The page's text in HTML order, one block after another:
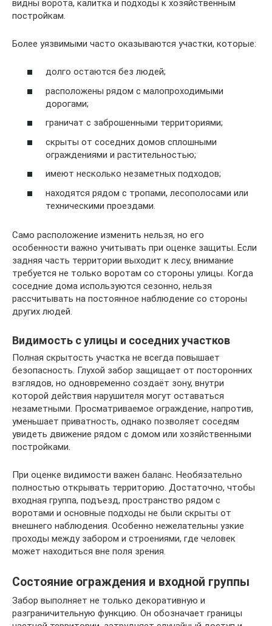
видны ворота, калитка и подходы к хозяйственным
постройкам.
Более уязвимыми часто оказываются участки, которые:
долго остаются без людей;
расположены рядом с малопроходимыми
дорогами;
граничат с заброшенными территориями;
скрыты от соседних домов сплошными
ограждениями и растительностью;
имеют несколько незаметных подходов;
находятся рядом с тропами, лесополосами или
техническими проездами.
Само расположение изменить нельзя, но его
особенности важно учитывать при оценке защиты. Если
задняя часть территории выходит к лесу, внимание
требуется не только воротам со стороны улицы. Когда
соседние дома используются сезонно, нельзя
рассчитывать на постоянное наблюдение со стороны
других людей.
Видимость с улицы и соседних участков
Полная скрытость участка не всегда повышает
безопасность. Глухой забор защищает от посторонних
взглядов, но одновременно создаёт зону, внутри
которой действия нарушителя могут оставаться
незаметными. Просматриваемое ограждение, напротив,
уменьшает приватность, однако позволяет соседям
увидеть движение рядом с домом или хозяйственными
постройками.
При оценке видимости важен баланс. Необязательно
полностью открывать территорию. Достаточно, чтобы
входная группа, подъезд, пространство рядом с
воротами и основные подходы не были скрыты от
внешнего наблюдения. Особенно нежелательны узкие
проходы между забором и строениями, где человек
может находиться вне поля зрения.
Состояние ограждения и входной группы
Забор выполняет не только декоративную и
разграничительную функцию. Он обозначает границы